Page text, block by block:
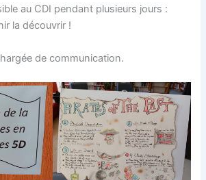
au CDI pendant plusieurs jours :
la découvrir !
de communication.